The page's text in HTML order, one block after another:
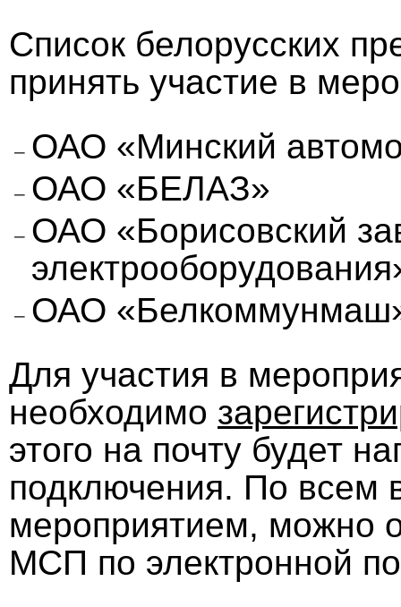
Список белорусских
принять участие в
ОАО «Минский
ОАО «БЕЛАЗ»
ОАО «Борисовский
ОАО
Для участия в
необходимо
этого на почту будет
подключения. По всем
мероприятием, можно
МСП по электронной